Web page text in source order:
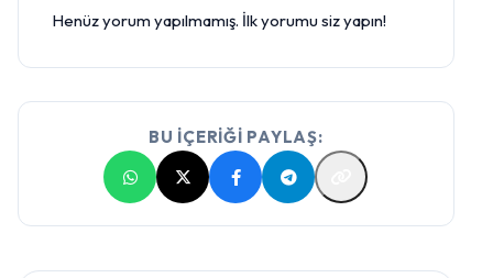
Henüz yorum yapılmamış. İlk yorumu siz yapın!
BU İÇERİĞİ PAYLAŞ: